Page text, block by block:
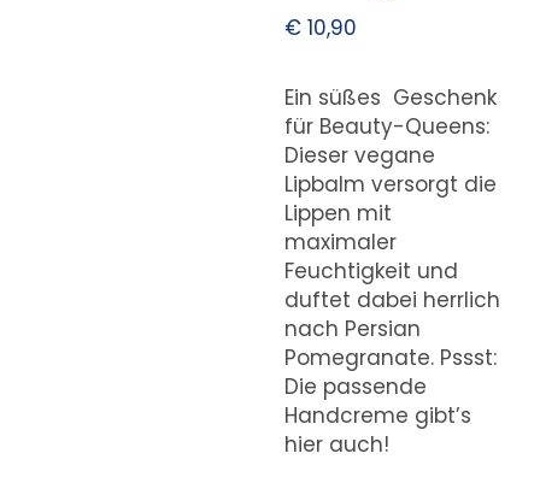
€10,90
Ein süßes Geschenk
für Beauty-Queens:
Dieser vegane
Lipbalm versorgt die
Lippen mit
maximaler
Feuchtigkeit und
duftet dabei herrlich
nach Persian
Pomegranate. Pssst:
Die passende
Handcreme gibt’s
hier auch!